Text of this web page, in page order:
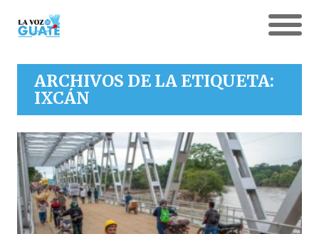
ARCHIVOS DE LA ETIQUETA:
IXCÁN